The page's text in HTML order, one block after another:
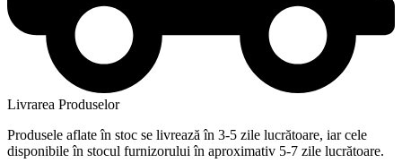
Livrarea Produselor
Produsele aflate în stoc se livrează în 3-5 zile lucrătoare, iar cele
disponibile în stocul furnizorului în aproximativ 5-7 zile lucrătoare.